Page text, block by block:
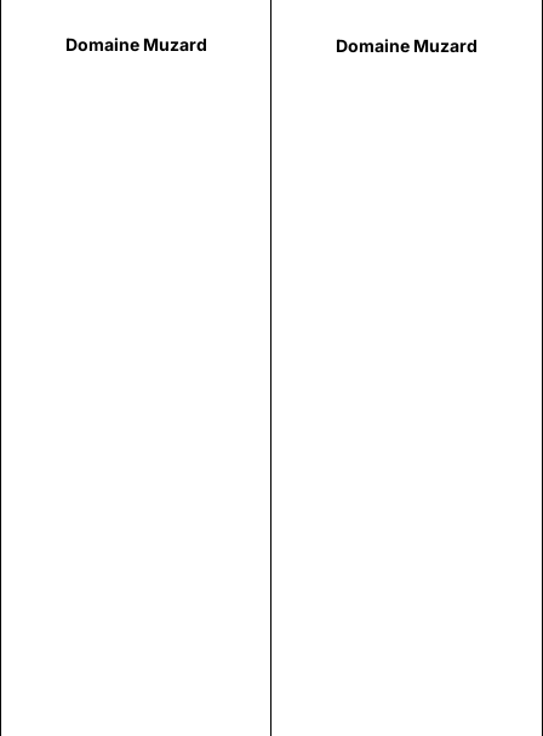
Domaine Muzard Domaine Muzard